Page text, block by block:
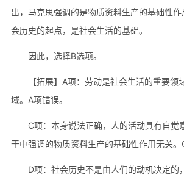
出，马克思强调的是物质资料生产的基础性
会历史的起点，是社会生活的基础。
因此，选择B选项。
【拓展】A项：劳动是社会生活的重要领
域。A项错误。
C项：本身说法正确，人的活动具有自觉
干中强调的物质资料生产的基础性作用无关。
D项：社会历史不是由人们的动机决定的